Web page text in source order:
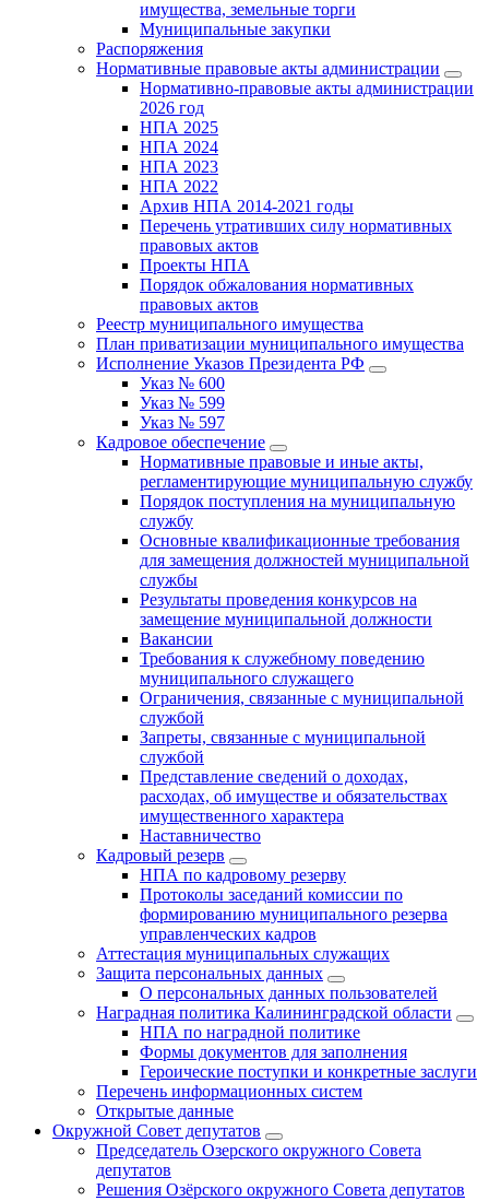
имущества, земельные торги
Муниципальные закупки
Распоряжения
Нормативные правовые акты администрации
Нормативно-правовые акты администрации
2026 год
НПА 2025
НПА 2024
НПА 2023
НПА 2022
Архив НПА 2014-2021 годы
Перечень утративших силу нормативных
правовых актов
Проекты НПА
Порядок обжалования нормативных
правовых актов
Реестр муниципального имущества
План приватизации муниципального имущества
Исполнение Указов Президента РФ
Указ № 600
Указ № 599
Указ № 597
Кадровое обеспечение
Нормативные правовые и иные акты,
регламентирующие муниципальную службу
Порядок поступления на муниципальную
службу
Основные квалификационные требования
для замещения должностей муниципальной
службы
Результаты проведения конкурсов на
замещение муниципальной должности
Вакансии
Требования к служебному поведению
муниципального служащего
Ограничения, связанные с муниципальной
службой
Запреты, связанные с муниципальной
службой
Представление сведений о доходах,
расходах, об имуществе и обязательствах
имущественного характера
Наставничество
Кадровый резерв
НПА по кадровому резерву
Протоколы заседаний комиссии по
формированию муниципального резерва
управленческих кадров
Аттестация муниципальных служащих
Защита персональных данных
О персональных данных пользователей
Наградная политика Калининградской области
НПА по наградной политике
Формы документов для заполнения
Героические поступки и конкретные заслуги
Перечень информационных систем
Открытые данные
Окружной Совет депутатов
Председатель Озерского окружного Совета
депутатов
Решения Озёрского окружного Совета депутатов